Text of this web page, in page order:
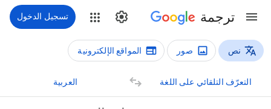
ترجمة تسجيل الدخول
أنواع الترجمة
نص صور المواقع الإلكترونية
التعرّف التلقائي على اللغة العربية